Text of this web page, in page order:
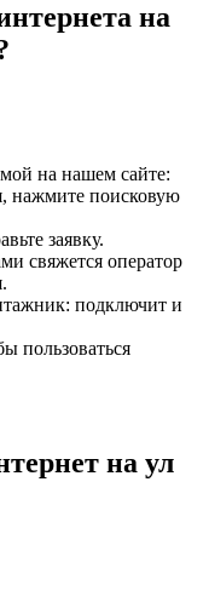
на
на нашем сайте:
нажмите поисковую
заявку.
свяжется оператор
подключит и
пользоваться
на ул